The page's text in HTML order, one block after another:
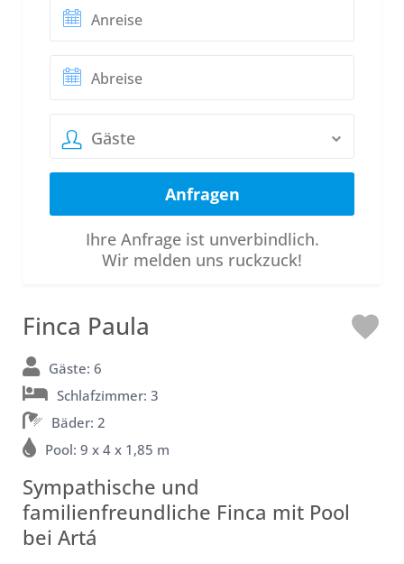
Gäste
Ihre Anfrage ist unverbindlich.
Wir melden uns ruckzuck!
Finca Paula
L
Gäste: 6
Schlafzimmer: 3
Bäder: 2
Pool: 9 x 4 x 1,85 m
Sympathische und
familienfreundliche Finca mit Pool
bei Artá